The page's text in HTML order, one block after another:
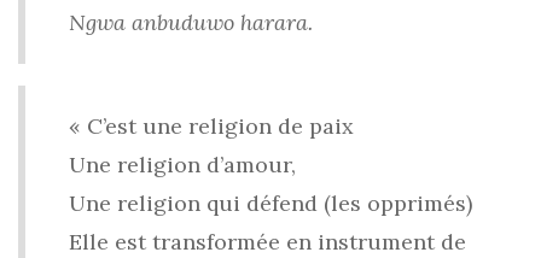
Ngwa anbuduwo harara.
« C’est une religion de paix
Une religion d’amour,
Une religion qui défend (les opprimés)
Elle est transformée en instrument de